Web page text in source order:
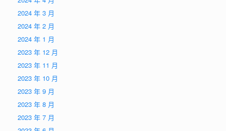
2024 年 3 月
2024 年 2 月
2024 年 1 月
2023 年 12 月
2023 年 11 月
2023 年 10 月
2023 年 9 月
2023 年 8 月
2023 年 7 月